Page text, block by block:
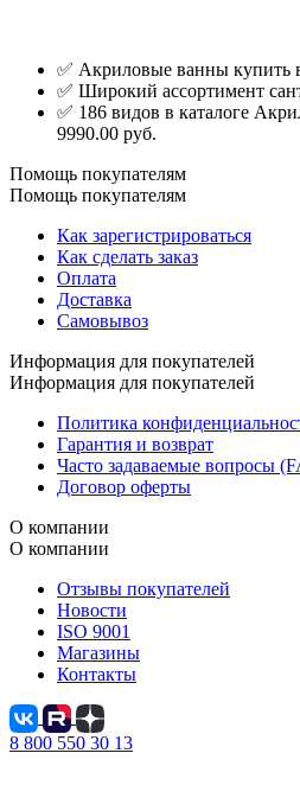
✅ Акриловые ванны купить
✅ Широкий ассортимент
✅ 186 видов в каталоге
9990.00 руб.
Помощь покупателям
Помощь покупателям
Как зарегистрироваться
Как сделать заказ
Оплата
Доставка
Самовывоз
Информация для покупателей
Информация для покупателей
Политика
Гарантия и возврат
Часто задаваемые вопросы
Договор оферты
О компании
О компании
Отзывы покупателей
Новости
ISO 9001
Магазины
Контакты
8 800 550 30 13